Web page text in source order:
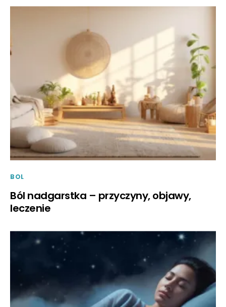
BOL
Ból nadgarstka – przyczyny, objawy,
leczenie